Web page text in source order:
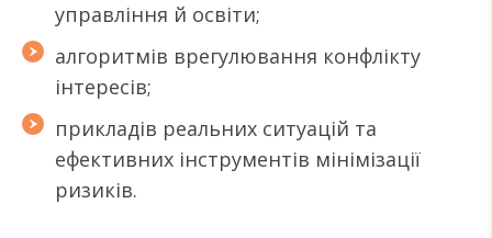
управління й освіти;
алгоритмів врегулювання конфлікту
інтересів;
прикладів реальних ситуацій та
ефективних інструментів мінімізації
ризиків.